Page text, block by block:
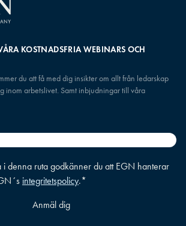
KOSTNADSFRIA WEBINARS OCH
du att få med dig insikter om allt från ledarskap
inom arbetslivet. Samt inbjudningar till våra
i denna ruta godkänner du att EGN hanterar
integritetspolicy.*